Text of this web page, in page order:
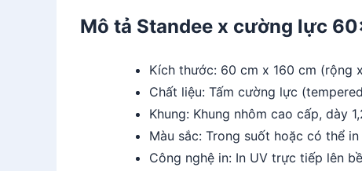
Mô tả Standee x cường lực
Kích thước: 60 cm x 160 cm (rộng
Chất liệu: Tấm cường lực
Khung: Khung nhôm cao cấp, dày
Màu sắc: Trong suốt hoặc có thể
Công nghệ in: In UV trực tiếp lên